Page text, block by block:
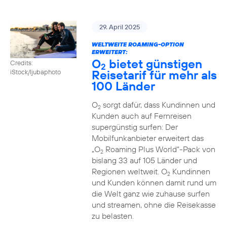
Credits:
iStock/ljubaphoto
29. April 2025
WELTWEITE ROAMING-OPTION
ERWEITERT:
O2 bietet günstigen
Reisetarif für mehr als
100 Länder
O2sorgt dafür, dass Kundinnen und
Kunden auch auf Fernreisen
supergünstig surfen: Der
Mobilfunkanbieter erweitert das
„O2Roaming Plus World“-Pack von
bislang 33 auf 105 Länder und
Regionen weltweit. O2Kundinnen
und Kunden können damit rund um
die Welt ganz wie zuhause surfen
und streamen, ohne die Reisekasse
zu belasten.